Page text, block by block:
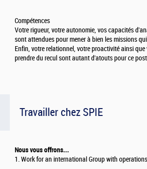
Compétences
Votre rigueur, votre autonomie, vos capacités
sont attendues pour mener à bien les missions
Enfin, votre relationnel, votre proactivité ainsi que
prendre du recul sont autant d'atouts pour ce
Travailler chez SPIE
Nous vous offrons...
1. Work for an international Group with